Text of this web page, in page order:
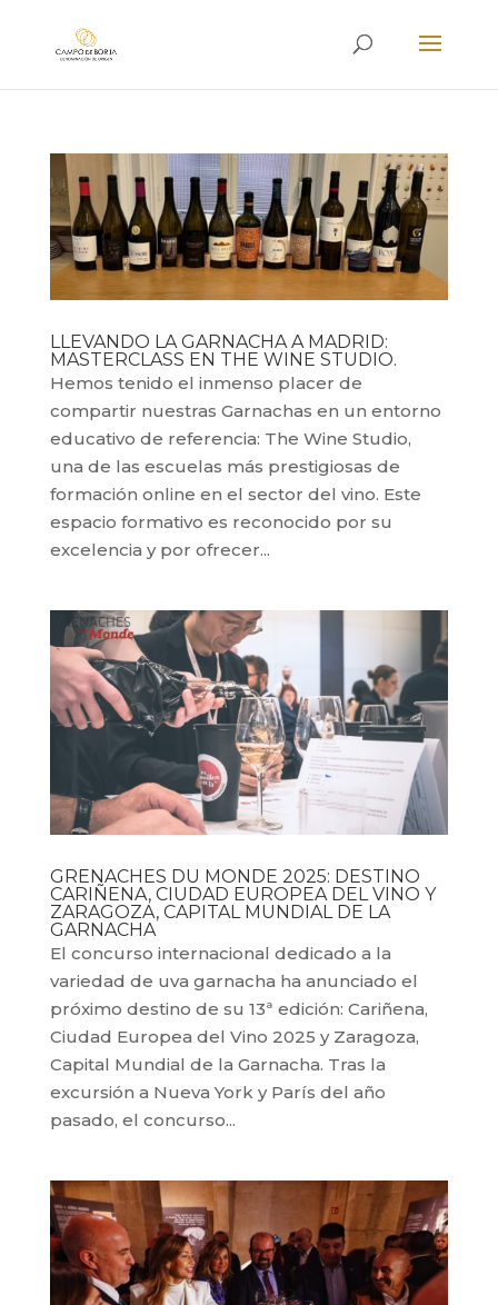
LLEVANDO LA GARNACHA A MADRID:
MASTERCLASS EN THE WINE STUDIO.
Hemos tenido el inmenso placer de
compartir nuestras Garnachas en un entorno
educativo de referencia: The Wine Studio,
una de las escuelas más prestigiosas de
formación online en el sector del vino. Este
espacio formativo es reconocido por su
excelencia y por ofrecer...
GRENACHES DU MONDE 2025: DESTINO
CARIÑENA, CIUDAD EUROPEA DEL VINO Y
ZARAGOZA, CAPITAL MUNDIAL DE LA
GARNACHA
El concurso internacional dedicado a la
variedad de uva garnacha ha anunciado el
próximo destino de su 13ª edición: Cariñena,
Ciudad Europea del Vino 2025 y Zaragoza,
Capital Mundial de la Garnacha. Tras la
excursión a Nueva York y París del año
pasado, el concurso...